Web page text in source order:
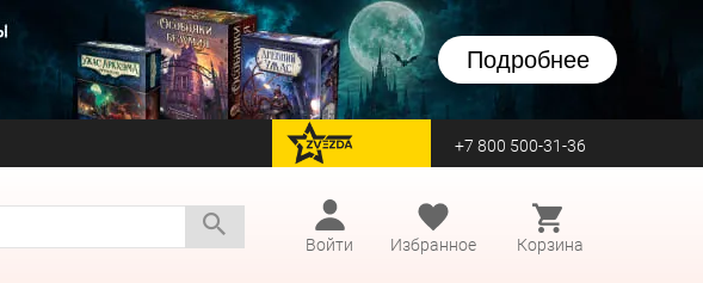
Подробнее
перейти на Zvezda +7 800 500-31-36
Войти
Избранное Корзина